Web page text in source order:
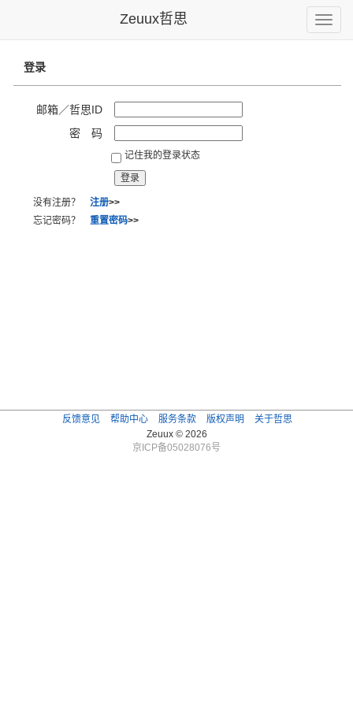
Toggle
Zeuux哲思
登录
邮箱／哲思ID
密 码
记住我的登录状态
没有注册？ 注册>>
忘记密码？ 重置密码>>
反馈意见 帮助中心 服务条款 版权声明
关于哲思
Zeuux © 2026
京ICP备05028076号